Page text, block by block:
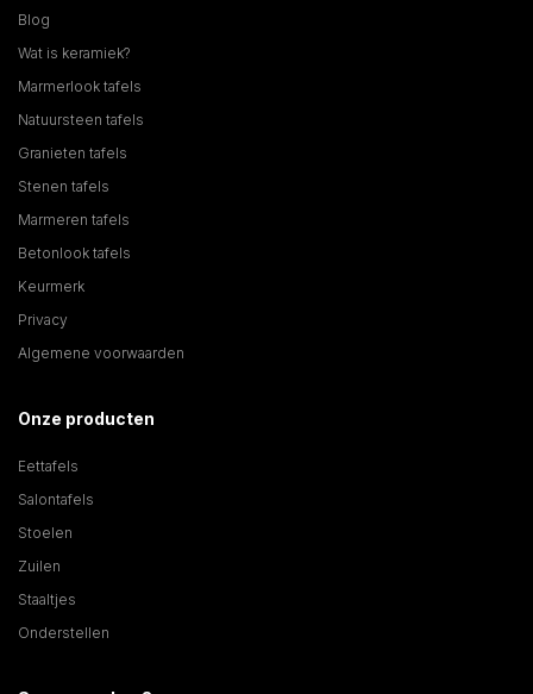
Blog
Wat is keramiek?
Marmerlook tafels
Natuursteen tafels
Granieten tafels
Stenen tafels
Marmeren tafels
Betonlook tafels
Keurmerk
Privacy
Algemene voorwaarden
Onze producten
Eettafels
Salontafels
Stoelen
Zuilen
Staaltjes
Onderstellen